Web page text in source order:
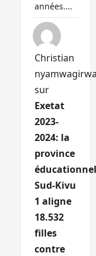
années.…
Christian
sur
Exetat
2023-
2024: la
province
Sud-Kivu
1 aligne
18.532
filles
contre